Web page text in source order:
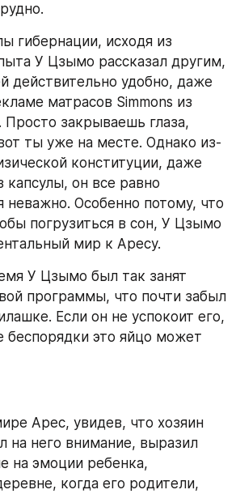
гибернации, исходя из
У Цзымо рассказал другим,
действительно удобно, даже
матрасов Simmons из
закрываешь глаза,
ты уже на месте. Однако из-
конституции, даже
капсулы, он все равно
неважно. Особенно потому, что
погрузиться в сон, У Цзымо
мир к Аресу.
У Цзымо был так занят
программы, что почти забыл
Если он не успокоит его,
беспорядки это яйцо может
Арес, увидев, что хозяин
на него внимание, выразил
на эмоции ребенка,
когда его родители,